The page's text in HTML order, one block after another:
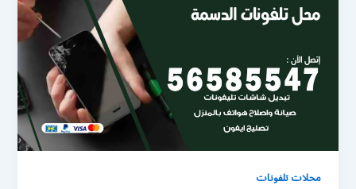
محلات تلفونات